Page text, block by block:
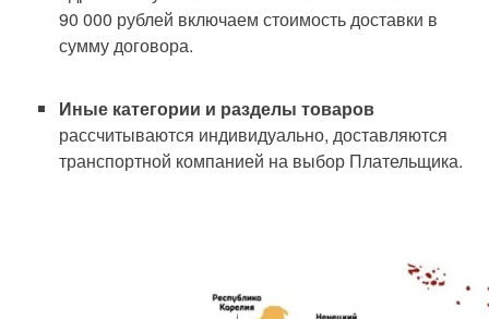
90 000 рублей включаем стоимость доставки в
сумму договора.
Иные категории и разделы товаров
рассчитываются индивидуально, доставляются
транспортной компанией на выбор Плательщика.